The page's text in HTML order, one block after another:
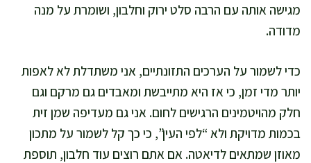
מגישה אותה עם הרבה סלט ירוק וחלבון, ושומרת על מנה
מדודה.
כדי לשמור על הערכים התזונתיים, אני משתדלת לא לאפות
יותר מדי זמן, כי אז היא מתייבשת ומאבדים גם מרקם וגם
חלק מהויטמינים הרגישים לחום. אני גם מעדיפה שמן זית
בכמות מדויקת ולא “לפי העין”, כי כך קל לשמור על מתכון
מאוזן שמתאים לדיאטה. אם אתם רוצים עוד חלבון, תוספת